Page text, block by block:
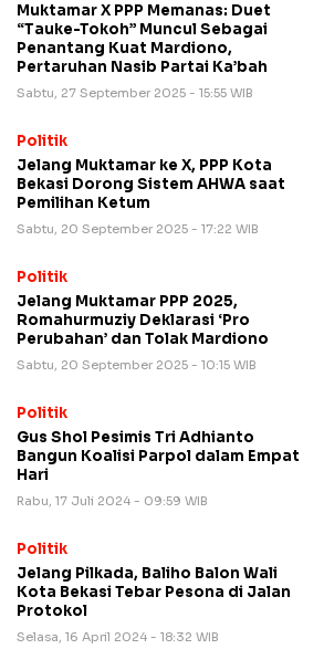
Muktamar X PPP Memanas: Duet
“Tauke-Tokoh” Muncul Sebagai
Penantang Kuat Mardiono,
Pertaruhan Nasib Partai Ka’bah
Sabtu, 27 September 2025 - 15:55 WIB
Politik
Jelang Muktamar ke X, PPP Kota
Bekasi Dorong Sistem AHWA saat
Pemilihan Ketum
Sabtu, 20 September 2025 - 17:22 WIB
Politik
Jelang Muktamar PPP 2025,
Romahurmuziy Deklarasi ‘Pro
Perubahan’ dan Tolak Mardiono
Sabtu, 20 September 2025 - 10:15 WIB
Politik
Gus Shol Pesimis Tri Adhianto
Bangun Koalisi Parpol dalam Empat
Hari
Rabu, 17 Juli 2024 - 09:59 WIB
Politik
Jelang Pilkada, Baliho Balon Wali
Kota Bekasi Tebar Pesona di Jalan
Protokol
Selasa, 16 April 2024 - 18:32 WIB